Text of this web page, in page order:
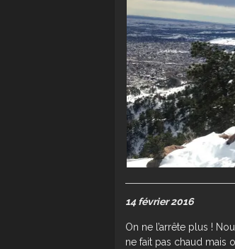
14 février 2016
On ne l’arrête plus !
ne fait pas chaud mais